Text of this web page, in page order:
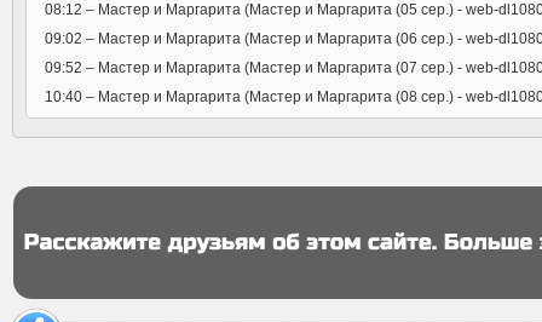
08:12 – Мастер и Маргарита (Мастер и Маргарита (05 сер.) - web-
09:02 – Мастер и Маргарита (Мастер и Маргарита (06 сер.) - web-
09:52 – Мастер и Маргарита (Мастер и Маргарита (07 сер.) - web-
10:40 – Мастер и Маргарита (Мастер и Маргарита (08 сер.) - web-